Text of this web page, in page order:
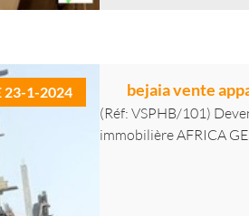
23-1-2024 bejaia vente
(Réf: VSPHB/101)
immobilière AFRICA